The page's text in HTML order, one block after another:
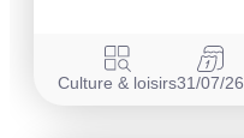
Culture & loisirs31/07/26